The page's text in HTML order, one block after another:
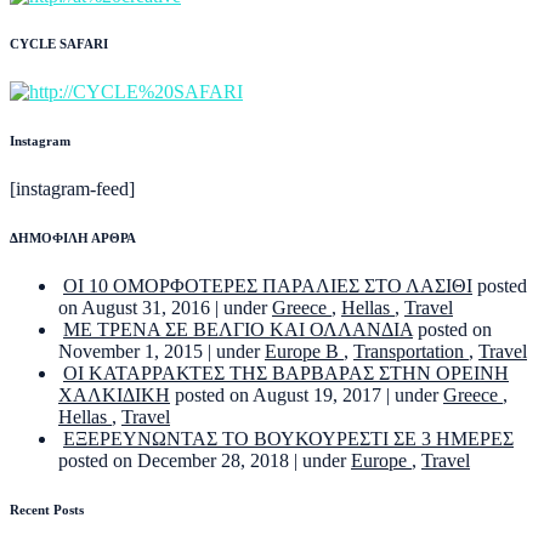
CYCLE SAFARI
Instagram
[instagram-feed]
ΔΗΜΟΦΙΛΗ ΑΡΘΡΑ
ΟΙ 10 ΟΜΟΡΦΟΤΕΡΕΣ ΠΑΡΑΛΙΕΣ ΣΤΟ ΛΑΣΙΘΙ posted
on August 31, 2016 | underGreece , Hellas , Travel
ΜΕ ΤΡΕΝΑ ΣΕ ΒΕΛΓΙΟ ΚΑΙ ΟΛΛΑΝΔΙΑ posted on
November 1, 2015 | underEurope B , Transportation , Travel
ΟΙ ΚΑΤΑΡΡΑΚΤΕΣ ΤΗΣ ΒΑΡΒΑΡΑΣ ΣΤΗΝ ΟΡΕΙΝΗ
ΧΑΛΚΙΔΙΚΗ posted on August 19, 2017 | underGreece ,
Hellas , Travel
ΕΞΕΡΕΥΝΩΝΤΑΣ ΤΟ ΒΟΥΚΟΥΡΕΣΤΙ ΣΕ 3 ΗΜΕΡΕΣ
posted on December 28, 2018 | underEurope , Travel
Recent Posts